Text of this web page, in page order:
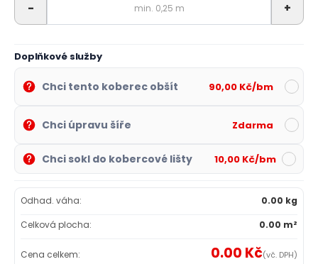
- +
Doplňkové služby
Chci tento koberec obšít 90,00 Kč/bm
Chci úpravu šíře Zdarma
Chci sokl do kobercové lišty 10,00 Kč/bm
Odhad. váha:
0.00 kg
Celková plocha:
0.00 m²
Cena celkem: 0.00 Kč(vč. DPH)